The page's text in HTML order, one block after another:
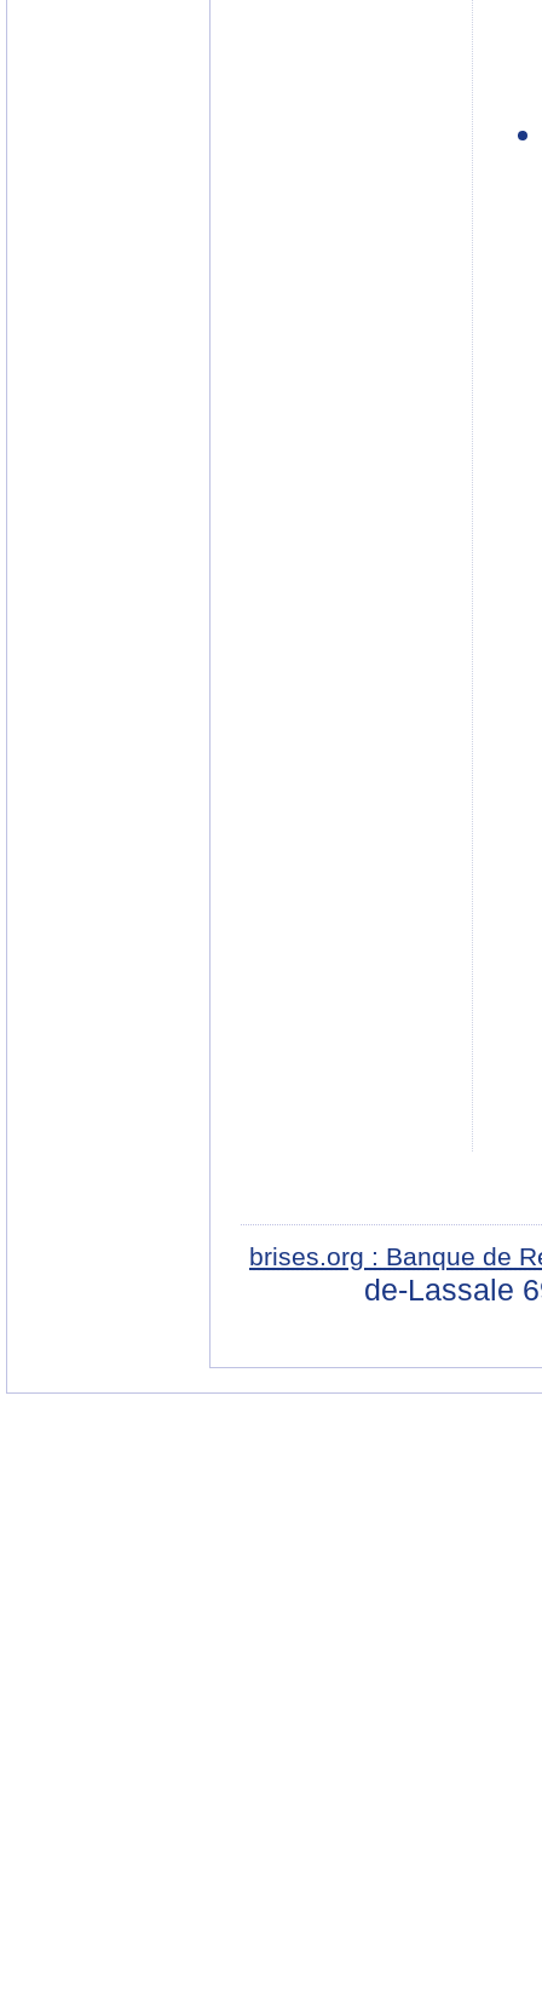
brises.org : Banque de
de-Lassale